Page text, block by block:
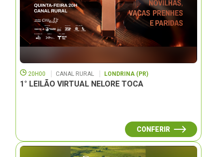
20H00 CANAL RURAL LONDRINA (PR)
1° LEILÃO VIRTUAL NELORE TOCA
CONFERIR